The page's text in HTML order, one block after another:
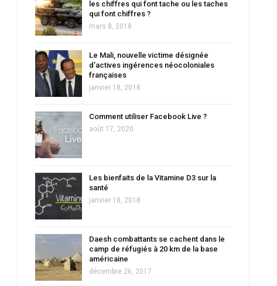
les chiffres qui font tache ou les taches
qui font chiffres ?
mars 8, 2018
Le Mali, nouvelle victime désignée
d’actives ingérences néocoloniales
françaises
janvier 18, 2018
Comment utiliser Facebook Live ?
août 17, 2020
Les bienfaits de la Vitamine D3 sur la
santé
janvier 18, 2018
Daesh combattants se cachent dans le
camp de réfugiés à 20 km de la base
américaine
décembre 26, 2017